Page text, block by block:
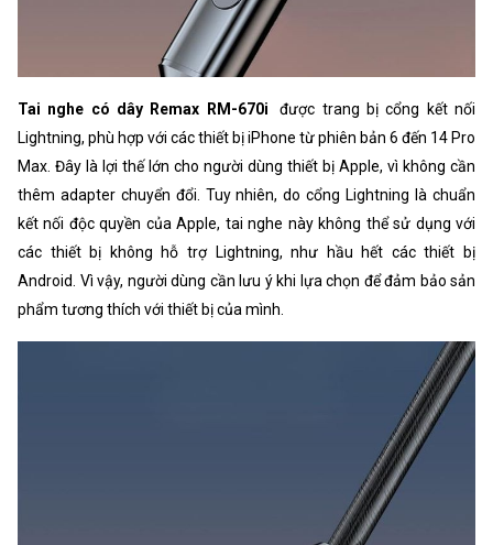
Tai nghe có dây Remax RM-670i
được trang bị cổng kết nối
Lightning, phù hợp với các thiết bị iPhone từ phiên bản 6 đến 14 Pro
Max. Đây là lợi thế lớn cho người dùng thiết bị Apple, vì không cần
thêm adapter chuyển đổi. Tuy nhiên, do cổng Lightning là chuẩn
kết nối độc quyền của Apple, tai nghe này không thể sử dụng với
các thiết bị không hỗ trợ Lightning, như hầu hết các thiết bị
Android. Vì vậy, người dùng cần lưu ý khi lựa chọn để đảm bảo sản
phẩm tương thích với thiết bị của mình.